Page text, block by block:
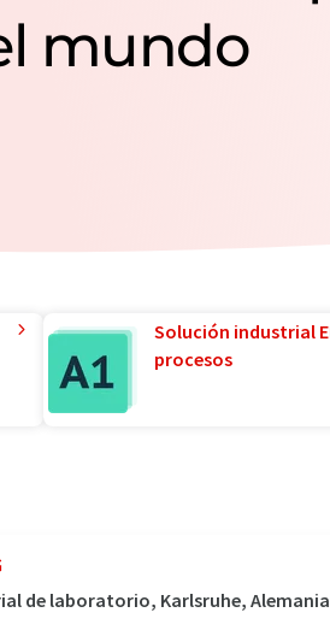
mundo
Solución industrial
procesos
de laboratorio, Karlsruhe, Alemania